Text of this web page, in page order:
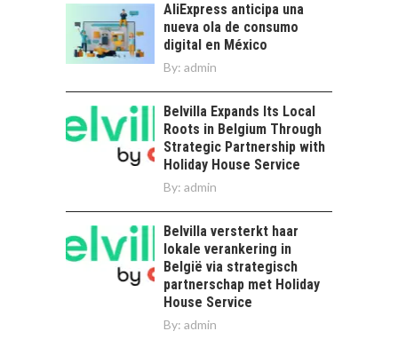
AliExpress anticipa una
nueva ola de consumo
digital en México
By: admin
Belvilla Expands Its Local
Roots in Belgium Through
Strategic Partnership with
Holiday House Service
By: admin
Belvilla versterkt haar
lokale verankering in
België via strategisch
partnerschap met Holiday
House Service
By: admin